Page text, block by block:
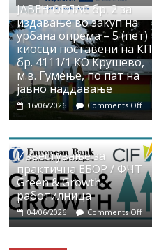
ЈАВЕН ОГЛАС бр. 2 за
издавање во закуп на
урбана опрема – 5 (пет)
киосци поставени на КП
бр. 4111/1 КО Крушево,
м.в. Гумење, по пат на
јавно наддавање
16/06/2026 Comments Off
Известување за
практична ЕБОР / ФЧТ
Green & Growth
работилница
04/06/2026 Comments Off